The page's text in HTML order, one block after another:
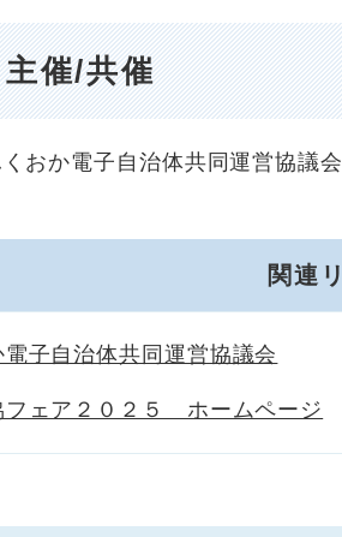
催/共催
おか電子自治体共同運営協議
関連
子自治体共同運営協議会
フェア２０２５ ホームページ